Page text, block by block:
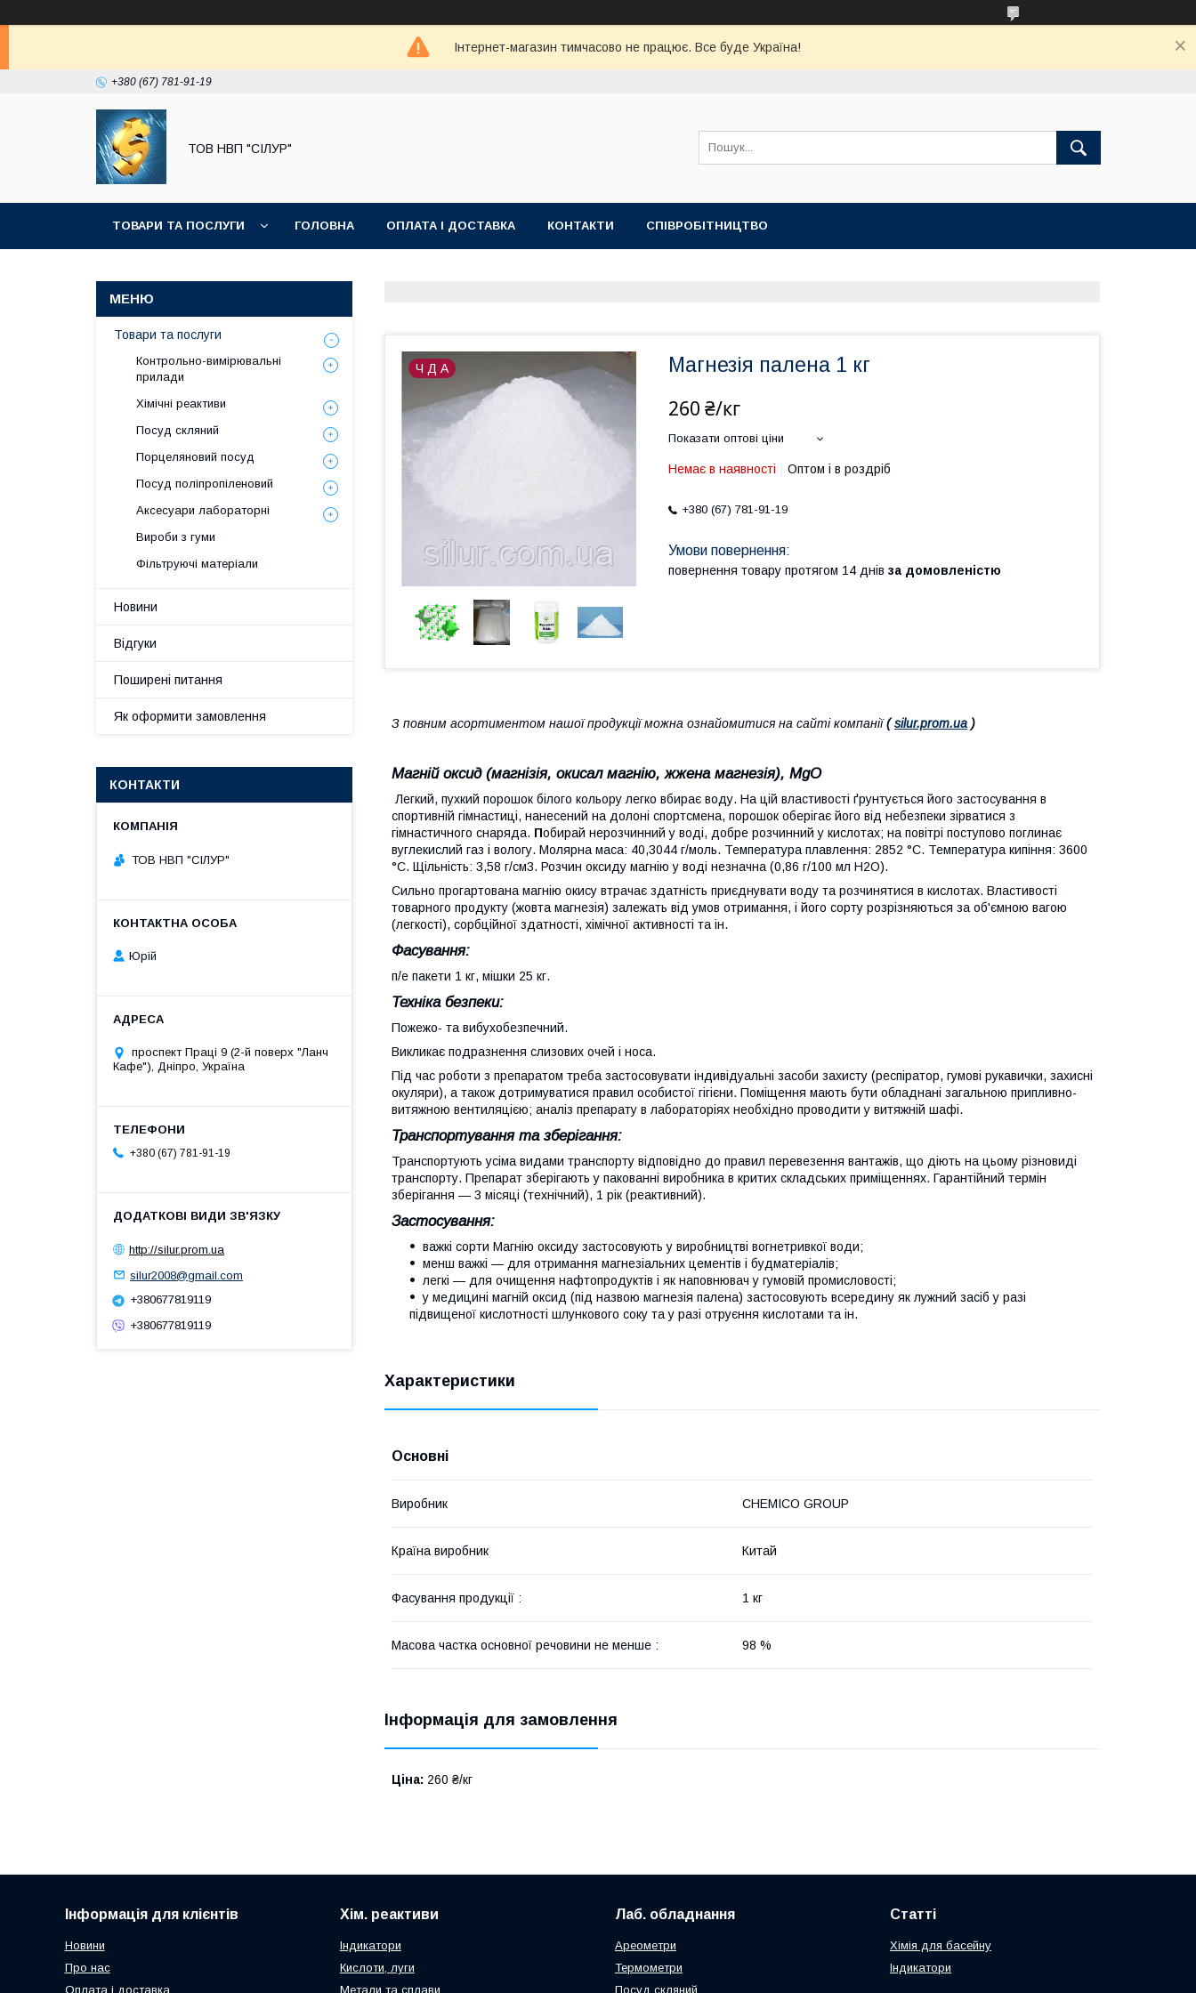
Інтернет-магазин тимчасово не працює. Все буде Україна!
+380 (67) 781-91-19
ТОВ НВП "СІЛУР"
ТОВАРИ ТА ПОСЛУГИ ГОЛОВНА ОПЛАТА І ДОСТАВКА КОНТАКТИ СПІВРОБІТНИЦТВО
Ч Д А Магнезія палена 1 кг
260 ₴/кг
Показати оптові ціни
Немає в наявності Оптом і в роздріб
+380 (67) 781-91-19
повернення товару протягом 14 днів за домовленістю
З повним асортиментом нашої продукції можна ознайомитися на сайті компанії(silur.prom.ua )
Магній оксид (магнізія, окисал магнію, жжена магнезія), MgO
Легкий, пухкий порошок білого кольору легко вбирає воду. На цій властивості ґрунтується його застосування в
спортивній гімнастиці, нанесений на долоні спортсмена, порошок оберігає його від небезпеки зірватися з
гімнастичного снаряда. Побирай нерозчинний у воді, добре розчинний у кислотах; на повітрі поступово поглинає
вуглекислий газ і вологу. Молярна маса: 40,3044 г/моль. Температура плавлення: 2852 °C. Температура кипіння: 3600
°C. Щільність: 3,58 г/см3. Розчин оксиду магнію у воді незначна (0,86 г/100 мл H2O).
Сильно прогартована магнію окису втрачає здатність приєднувати воду та розчинятися в кислотах. Властивості
товарного продукту (жовта магнезія) залежать від умов отримання, і його сорту розрізняються за об'ємною вагою
(легкості), сорбційної здатності, хімічної активності та ін.
Фасування:
п/е пакети 1 кг, мішки 25 кг.
Техніка безпеки:
Пожежо- та вибухобезпечний.
Викликає подразнення слизових очей і носа.
Під час роботи з препаратом треба застосовувати індивідуальні засоби захисту (респіратор, гумові рукавички, захисні
окуляри), а також дотримуватися правил особистої гігієни. Поміщення мають бути обладнані загальною припливно-
витяжною вентиляцією; аналіз препарату в лабораторіях необхідно проводити у витяжній шафі.
Транспортування та зберігання:
Транспортують усіма видами транспорту відповідно до правил перевезення вантажів, що діють на цьому різновиді
транспорту. Препарат зберігають у пакованні виробника в критих складських приміщеннях. Гарантійний термін
зберігання — 3 місяці (технічний), 1 рік (реактивний).
Застосування:
важкі сорти Магнію оксиду застосовують у виробництві вогнетривкої води;
менш важкі — для отримання магнезіальних цементів і будматеріалів;
легкі — для очищення нафтопродуктів і як наповнювач у гумовій промисловості;
у медицині магній оксид (під назвою магнезія палена) застосовують всередину як лужний засіб у разі
підвищеної кислотності шлункового соку та у разі отруєння кислотами та ін.
Характеристики
Основні
Виробник CHEMICO GROUP
Країна виробник Китай
Фасування продукції : 1 кг
Масова частка основної речовини не менше : 98 %
Інформація для замовлення
Ціна: 260 ₴/кг
Товари та послуги
Контрольно-вимірювальні
прилади
Хімічні реактиви
Посуд скляний
Порцеляновий посуд
Посуд поліпропіленовий
Аксесуари лабораторні
Вироби з гуми
Фільтруючі матеріали
Новини
Відгуки
Поширені питання
Як оформити замовлення
КОНТАКТИ
ТОВ НВП "СІЛУР"
Юрій
проспект Праці 9 (2-й поверх "Ланч
Кафе"), Дніпро, Україна
+380 (67) 781-91-19
http://silur.prom.ua
silur2008@gmail.com
+380677819119
+380677819119
Інформація для клієнтів
Новини
Про нас
Оплата і доставка
Хім. реактиви
Індикатори
Кислоти, луги
Метали та сплави
Лаб. обладнання
Ареометри
Термометри
Посуд скляний
Статті
Хімія для басейну
Індикатори